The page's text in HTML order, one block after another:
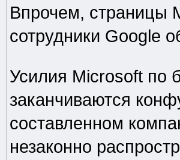
Впрочем, страницы
сотрудники Google
Усилия Microsoft по
заканчиваются
составленном
незаконно